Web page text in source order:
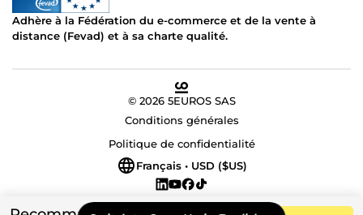
Adhère à la Fédération du e-commerce et de la vente à
distance (Fevad) et à sa charte qualité.
© 2026 5EUROS SAS
Conditions générales
Politique de confidentialité
Français • USD ($US)